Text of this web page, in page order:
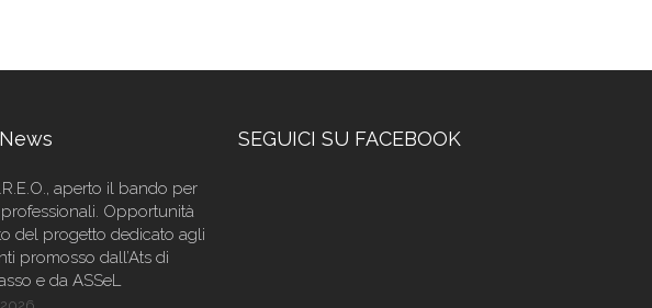
aperto il bando per
Opportunità
del progetto dedicato agli
promosso dall’Ats di
e da ASSeL
SEGUICI SU FACEBOOK